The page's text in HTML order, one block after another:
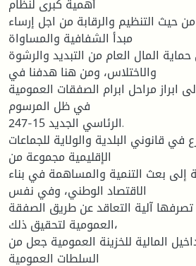
أهمية كبرى لنظام
حيث التنظيم والرقابة من اجل إرساء
مبدأ الشفافية والمساواة
المال العام من التبديد والرشوة
والاختلاس، ومن هنا هدفنا في
ابراز مراحل ابرام الصفقات العمومية
في ظل المرسوم
الرئاسي الجديد 15-247.
في قانوني البلدية والولاية للجماعات
الإقليمية مجموعة من
إلى بعث التنمية والمساهمة في بناء
الاقتصاد الوطني، وفي نفس
آلية التعاقد عن طريق الصفقة
العمومية لتحقيق ذلك،
المالية للخزينة العمومية جعل من
السلطات العمومية